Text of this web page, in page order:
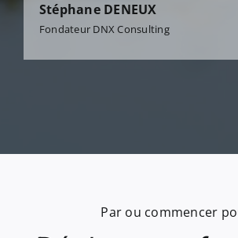
Stéphane DENEUX
Fondateur DNX Consulting
Par ou commencer